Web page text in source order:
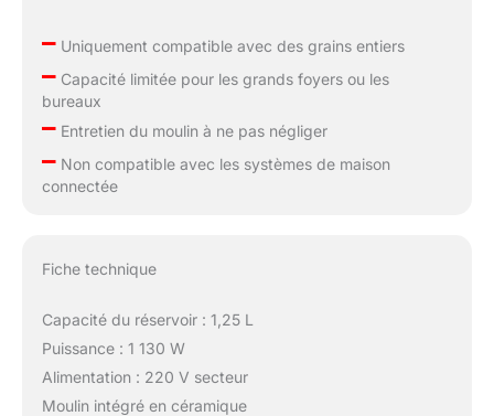
–Uniquement compatible avec des grains entiers
–Capacité limitée pour les grands foyers ou les
bureaux
–Entretien du moulin à ne pas négliger
–Non compatible avec les systèmes de maison
connectée
Fiche technique
Capacité du réservoir : 1,25 L
Puissance : 1 130 W
Alimentation : 220 V secteur
Moulin intégré en céramique